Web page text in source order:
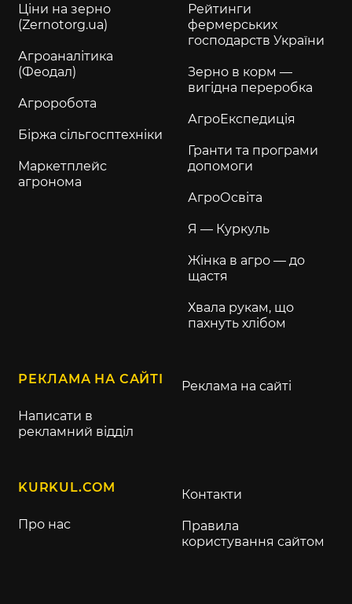
Ціни на зерно
(Zernotorg.ua)
Агроаналітика
(Феодал)
Агроробота
Біржа сільгосптехніки
Маркетплейс
агронома
Рейтинги
фермерських
господарств України
Зерно в корм —
вигідна переробка
АгроЕкспедиція
Гранти та програми
допомоги
АгроОсвіта
Я — Куркуль
Жінка в агро — до
щастя
Хвала рукам, що
пахнуть хлібом
РЕКЛАМА НА САЙТІ
Написати в
рекламний відділ
Реклама на сайті
KURKUL.COM
Про нас
Контакти
Правила
користування сайтом